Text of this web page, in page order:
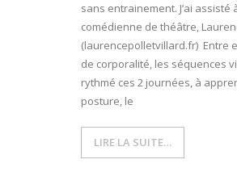
- Triangle de Karpman
- Quality Teams
- L'intelligence émotionnelle
- Coaching
sans entrainement. J’ai
comédienne de théâtre,
(laurencepolletvillard.fr) Entre
de corporalité, les séquences
rythmé ces 2 journées, à
posture, le
LIRE LA SUITE…